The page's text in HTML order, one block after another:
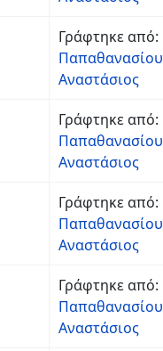
Γράφτηκε από:
Παπαθανασίου
Αναστάσιος
Γράφτηκε από:
Παπαθανασίου
Αναστάσιος
Γράφτηκε από:
Παπαθανασίου
Αναστάσιος
Γράφτηκε από:
Παπαθανασίου
Αναστάσιος